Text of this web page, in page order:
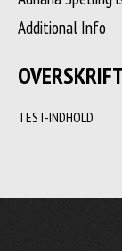
Additional Info
TEST-INDHOLD